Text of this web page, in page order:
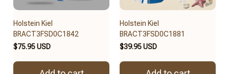
Holstein Kiel
BRACT3FSD0C1842
$75.95 USD
Holstein Kiel
BRACT3FSD0C1881
$39.95 USD